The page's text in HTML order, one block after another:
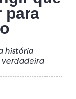
para
história
verdadeira